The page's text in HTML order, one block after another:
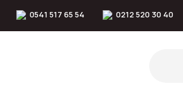
0541 517 65 54 0212 520 30 40